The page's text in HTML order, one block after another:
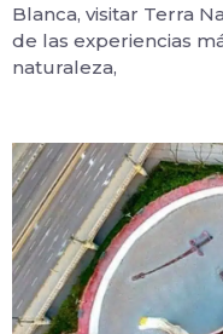
Blanca, visitar Terra
de las experiencias
naturaleza,